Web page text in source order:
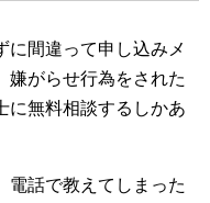
に間違って申し込みメ
嫌がらせ行為をされた
に無料相談するしかあ
電話で教えてしまった